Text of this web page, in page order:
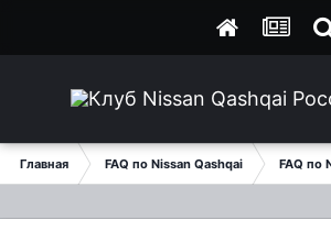
Главная FAQ по Nissan Qashqai FAQ по